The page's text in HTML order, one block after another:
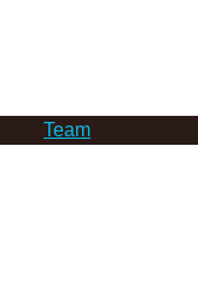
Team